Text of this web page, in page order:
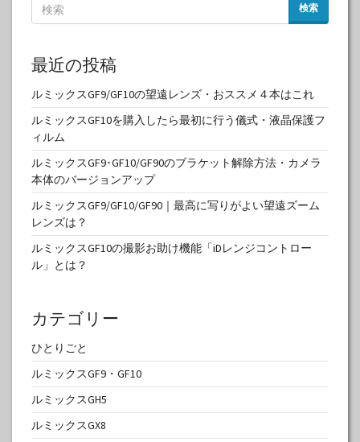
検索
最近の投稿
ルミックスGF9/GF10の望遠レンズ・おススメ４本はこれ
ルミックスGF10を購入したら最初に行う儀式・液晶保護フ
ィルム
ルミックスGF9･GF10/GF90のブラケット解除方法・カメラ
本体のバージョンアップ
ルミックスGF9/GF10/GF90｜最高に写りがよい望遠ズーム
レンズは？
ルミックスGF10の撮影お助け機能「iDレンジコントロー
ル」とは？
カテゴリー
ひとりごと
ルミックスGF9・GF10
ルミックスGH5
ルミックスGX8